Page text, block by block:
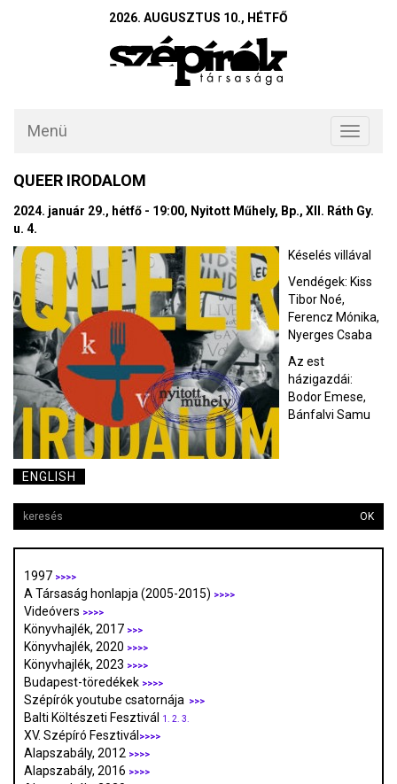
2026. AUGUSZTUS 10., HÉTFŐ
Toggle
Menü
QUEER IRODALOM
2024. január 29., hétfő - 19:00, Nyitott Műhely, Bp., XII. Ráth Gy.
u. 4.
Késelés villával
Vendégek: Kiss
Tibor Noé,
Ferencz Mónika,
Nyerges Csaba
Az est
házigazdái:
Bodor Emese,
Bánfalvi Samu
ENGLISH
OK
1997 >>>>
A Társaság honlapja (2005-2015) >>>>
Videóvers >>>>
Könyvhajlék, 2017 >>>
Könyvhajlék, 2020 >>>>
Könyvhajlék, 2023 >>>>
Budapest-töredékek >>>>
Szépírók youtube csatornája >>>
Balti Költészeti Fesztivál 1. 2. 3.
XV. Szépíró Fesztivál >>>>
Alapszabály, 2012 >>>>
Alapszabály, 2016 >>>>